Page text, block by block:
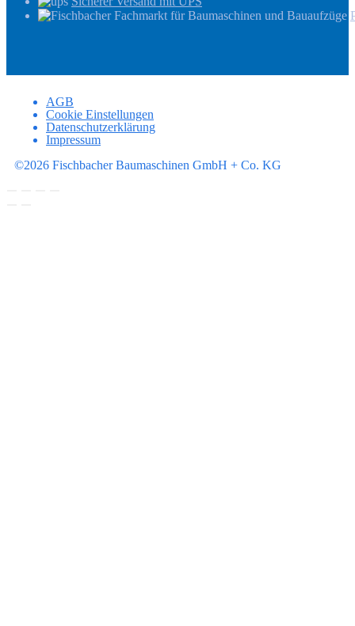
AGB
Cookie Einstellungen
Datenschutzerklärung
Impressum
©2026 Fischbacher Baumaschinen GmbH + Co. KG